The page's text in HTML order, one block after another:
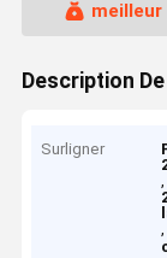
meilleur
Description
Surligner
,
,